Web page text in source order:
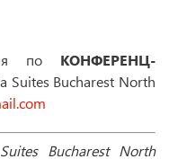
по КОНФЕРЕНЦ-
Suites Bucharest North
Bucharest North